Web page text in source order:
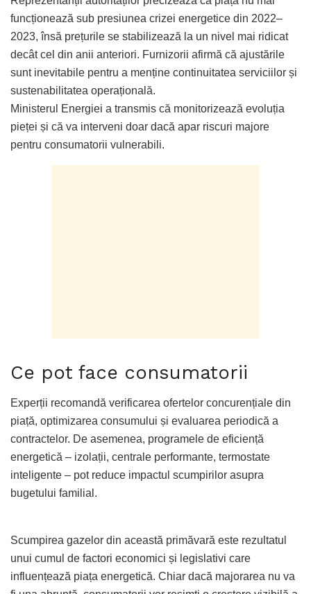
funcționează sub presiunea crizei energetice din 2022–
2023, însă prețurile se stabilizează la un nivel mai ridicat
decât cel din anii anteriori. Furnizorii afirmă că ajustările
sunt inevitabile pentru a menține continuitatea serviciilor și
sustenabilitatea operațională.
Ministerul Energiei a transmis că monitorizează evoluția
pieței și că va interveni doar dacă apar riscuri majore
pentru consumatorii vulnerabili.
Ce pot face consumatorii
Experții recomandă verificarea ofertelor concurențiale din
piață, optimizarea consumului și evaluarea periodică a
contractelor. De asemenea, programele de eficiență
energetică – izolații, centrale performante, termostate
inteligente – pot reduce impactul scumpirilor asupra
bugetului familial.
Scumpirea gazelor din această primăvară este rezultatul
unui cumul de factori economici și legislativi care
influențează piața energetică. Chiar dacă majorarea nu va